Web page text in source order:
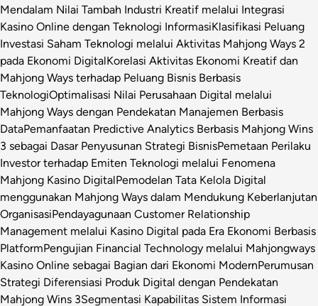
Mendalam Nilai Tambah Industri Kreatif melalui Integrasi
Kasino Online dengan Teknologi InformasiKlasifikasi Peluang
Investasi Saham Teknologi melalui Aktivitas Mahjong Ways 2
pada Ekonomi DigitalKorelasi Aktivitas Ekonomi Kreatif dan
Mahjong Ways terhadap Peluang Bisnis Berbasis
TeknologiOptimalisasi Nilai Perusahaan Digital melalui
Mahjong Ways dengan Pendekatan Manajemen Berbasis
DataPemanfaatan Predictive Analytics Berbasis Mahjong Wins
3 sebagai Dasar Penyusunan Strategi BisnisPemetaan Perilaku
Investor terhadap Emiten Teknologi melalui Fenomena
Mahjong Kasino DigitalPemodelan Tata Kelola Digital
menggunakan Mahjong Ways dalam Mendukung Keberlanjutan
OrganisasiPendayagunaan Customer Relationship
Management melalui Kasino Digital pada Era Ekonomi Berbasis
PlatformPengujian Financial Technology melalui Mahjongways
Kasino Online sebagai Bagian dari Ekonomi ModernPerumusan
Strategi Diferensiasi Produk Digital dengan Pendekatan
Mahjong Wins 3Segmentasi Kapabilitas Sistem Informasi